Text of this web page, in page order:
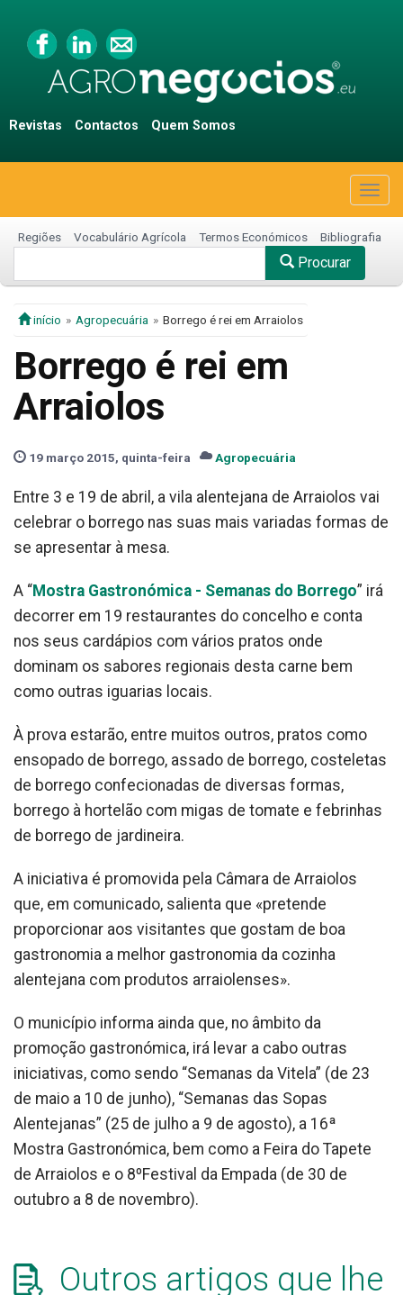
Revistas Contactos Quem Somos
Regiões Vocabulário Agrícola Termos Económicos Bibliografia
Procurar
início Agropecuária Borrego é rei em Arraiolos
Borrego é rei em
Arraiolos
19 março 2015, quinta-feira Agropecuária
Entre 3 e 19 de abril, a vila alentejana de Arraiolos vai
celebrar o borrego nas suas mais variadas formas de
se apresentar à mesa.
A “Mostra Gastronómica - Semanas do Borrego” irá
decorrer em 19 restaurantes do concelho e conta
nos seus cardápios com vários pratos onde
dominam os sabores regionais desta carne bem
como outras iguarias locais.
À prova estarão, entre muitos outros, pratos como
ensopado de borrego, assado de borrego, costeletas
de borrego confecionadas de diversas formas,
borrego à hortelão com migas de tomate e febrinhas
de borrego de jardineira.
A iniciativa é promovida pela Câmara de Arraiolos
que, em comunicado, salienta que «pretende
proporcionar aos visitantes que gostam de boa
gastronomia a melhor gastronomia da cozinha
alentejana com produtos arraiolenses».
O município informa ainda que, no âmbito da
promoção gastronómica, irá levar a cabo outras
iniciativas, como sendo “Semanas da Vitela” (de 23
de maio a 10 de junho), “Semanas das Sopas
Alentejanas” (25 de julho a 9 de agosto), a 16ª
Mostra Gastronómica, bem como a Feira do Tapete
de Arraiolos e o 8ºFestival da Empada (de 30 de
outubro a 8 de novembro).
Outros artigos que lhe